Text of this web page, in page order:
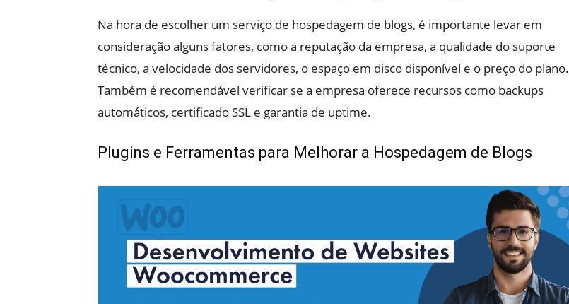
Na hora de escolher um serviço de hospedagem de blogs, é importante levar em
consideração alguns fatores, como a reputação da empresa, a qualidade do suporte
técnico, a velocidade dos servidores, o espaço em disco disponível e o preço do plano.
Também é recomendável verificar se a empresa oferece recursos como backups
automáticos, certificado SSL e garantia de uptime.
Plugins e Ferramentas para Melhorar a Hospedagem de Blogs